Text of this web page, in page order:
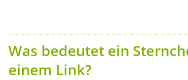
Was bedeutet ein
einem Link?